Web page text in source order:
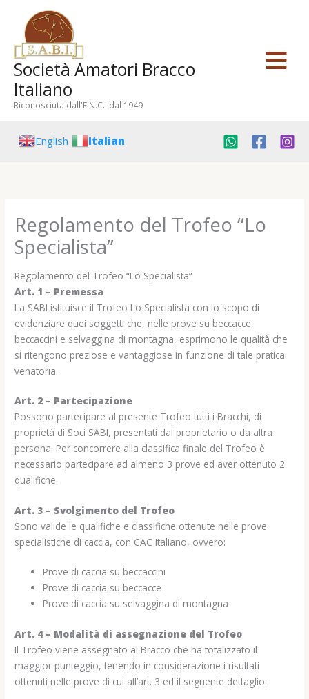
contenuto
Società Amatori Bracco
Italiano
Riconosciuta dall'E.N.C.I dal 1949
English Italian
Regolamento del Trofeo “Lo
Specialista”
Regolamento del Trofeo “Lo Specialista”
Art. 1 – Premessa
La SABI istituisce il Trofeo Lo Specialista con lo scopo di
evidenziare quei soggetti che, nelle prove su beccacce,
beccaccini e selvaggina di montagna, esprimono le qualità che
si ritengono preziose e vantaggiose in funzione di tale pratica
venatoria.
Art. 2 – Partecipazione
Possono partecipare al presente Trofeo tutti i Bracchi, di
proprietà di Soci SABI, presentati dal proprietario o da altra
persona. Per concorrere alla classifica finale del Trofeo è
necessario partecipare ad almeno 3 prove ed aver ottenuto 2
qualifiche.
Art. 3 – Svolgimento del Trofeo
Sono valide le qualifiche e classifiche ottenute nelle prove
specialistiche di caccia, con CAC italiano, ovvero:
Prove di caccia su beccaccini
Prove di caccia su beccacce
Prove di caccia su selvaggina di montagna
Art. 4 – Modalità di assegnazione del Trofeo
Il Trofeo viene assegnato al Bracco che ha totalizzato il
maggior punteggio, tenendo in considerazione i risultati
ottenuti nelle prove di cui all’art. 3 ed il seguente dettaglio: